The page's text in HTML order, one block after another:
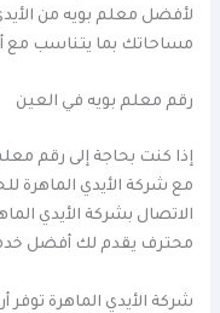
لأفضل معلم بويه من
مساحاتك بما يتناسب مع
رقم معلم بويه في العين
إذا كنت بحاجة إلى رقم
مع شركة الأيدي الماهرة
الاتصال بشركة الأيدي
محترف يقدم لك أفضل
شركة الأيدي الماهرة